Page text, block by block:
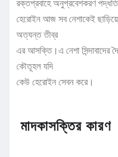
রক্তপ্রবাহে অনুপ্রবেশকরণ
হেরোইন আজ সব নেশাকেই
অত্যন্ত তীব্র
এর আসক্তি।এ নেশা সিন্দাবাদের
কৌতূহল যদি
কেউ হেরোইন সেবন করে।
মাদকাসক্তির কারণ